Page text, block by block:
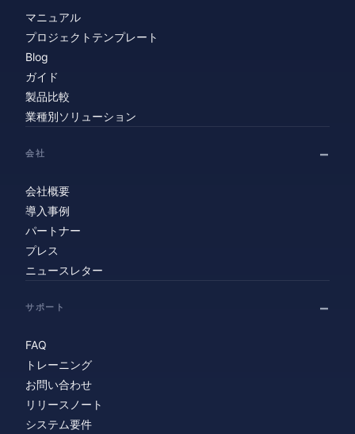
マニュアル
プロジェクトテンプレート
Blog
ガイド
製品比較
業種別ソリューション
会社
会社概要
導入事例
パートナー
プレス
ニュースレター
サポート
FAQ
トレーニング
お問い合わせ
リリースノート
システム要件